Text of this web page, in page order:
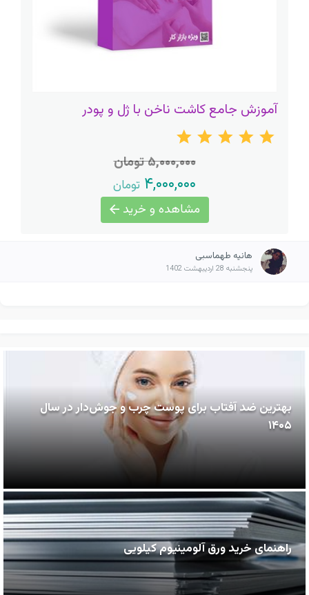
آموزش جامع کاشت ناخن با ژل و پودر
۵,۰۰۰,۰۰۰ تومان
۴,۰۰۰,۰۰۰ تومان
مشاهده و خرید
هانیه طهماسبی
پنجشنبه 28 اردیبهشت 1402
بهترین ضد آفتاب برای پوست چرب و جوش‌دار در سال
۱۴۰۵
راهنمای خرید ورق آلومینیوم کیلویی